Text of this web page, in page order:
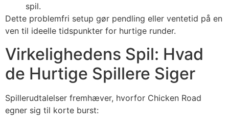
spil.
Dette problemfri setup gør pendling eller ventetid på en
ven til ideelle tidspunkter for hurtige runder.
Virkelighedens Spil: Hvad
de Hurtige Spillere Siger
Spillerudtalelser fremhæver, hvorfor Chicken Road
egner sig til korte burst: